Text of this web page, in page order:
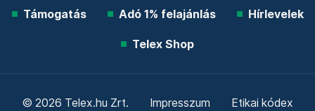
Támogatás Adó 1% felajánlás Hírlevelek
Telex Shop
© 2026 Telex.hu Zrt. Impresszum Etikai kódex